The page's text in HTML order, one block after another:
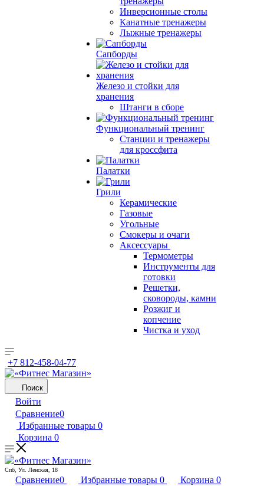
Инверсионные столы
Канатные тренажеры
Лыжные тренажеры
Сапборды
Железо и стойки для
хранения
Штанги в сборе
Функциональный тренинг
Станции и тренажеры
для кроссфита
Палатки
Грили
Керамические
Газовые
Угольные
Смокеры и очаги
Аксессуары
Термометры
Инструменты для
готовки
Решетки,
сковороды, камни
Розжиг и
копчение
Чистка и уход
+7 812-458-04-77
Поиск
Войти
Сравнение0
Избранные товары 0
Корзина 0
Спб, Ул. Ленская, 18
Сравнение0 Избранные товары 0 Корзина 0